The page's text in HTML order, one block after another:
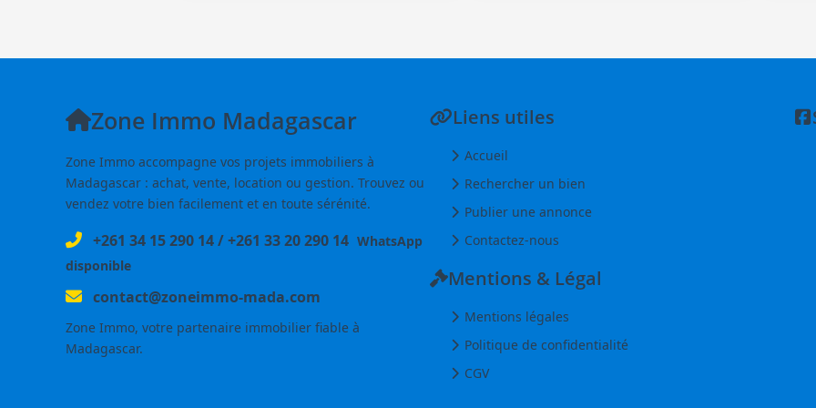
Zone Immo Madagascar
Zone Immo accompagne vos projets immobiliers à
Madagascar : achat, vente, location ou gestion. Trouvez ou
vendez votre bien facilement et en toute sérénité.
+261 34 15 290 14/+261 33 20 290 14 WhatsApp
disponible
contact@zoneimmo-mada.com
Zone Immo, votre partenaire immobilier fiable à
Madagascar.
Liens utiles
Accueil
Rechercher un bien
Publier une annonce
Contactez-nous
Mentions & Légal
Mentions légales
Politique de confidentialité
CGV